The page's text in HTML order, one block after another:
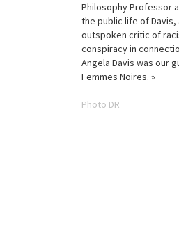
Philosophy Professor
the public life of Davis,
outspoken critic of
conspiracy in
Angela Davis was our
Femmes Noires. »
Photo DR